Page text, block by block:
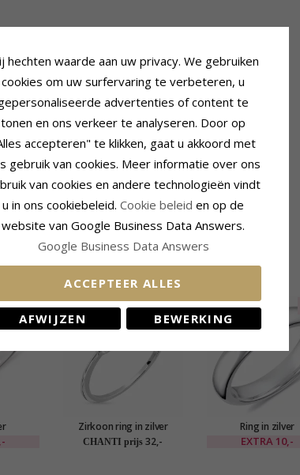
Ring
Breedte Onderkant:2,0 mm
Dikte Bovenkant:2,3 mm
Dikte Onderkant: 1,0 mm
40%
Zirkoon ring in zilver
CHANTI prijs 32,-
LAATSTE
Ring in zilver
EXTRA 10,-
hechten waarde aan uw privacy. We gebruiken
cookies om uw surfervaring te verbeteren, u
advertenties of content te
tonen en ons verkeer te analyseren. Door op
accepteren" te klikken, gaat u akkoord met
gebruik van cookies. Meer informatie over ons
van cookies en andere technologieën vindt
u in ons cookiebeleid. Cookie beleid en op de
website van Google Business Data Answers.
Google Business Data Answers
ACCEPTEER ALLES
AFWIJZEN BEWERKING